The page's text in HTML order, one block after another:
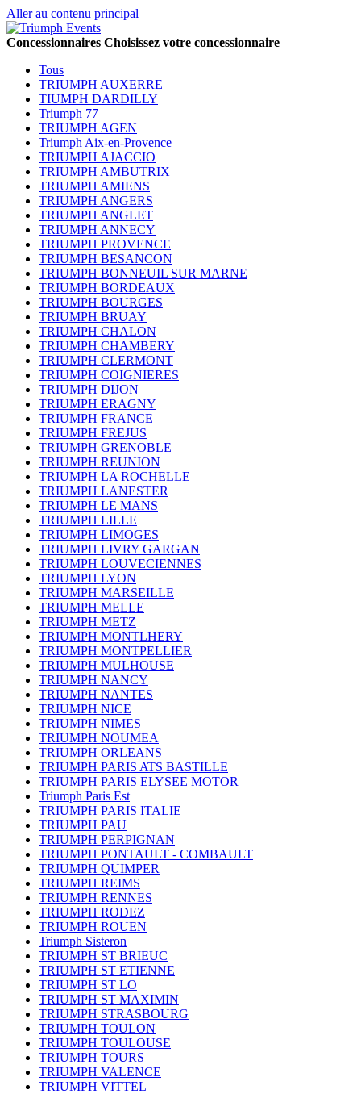
Aller au contenu principal
Concessionnaires Choisissez votre concessionnaire
Tous
TRIUMPH AUXERRE
TIUMPH DARDILLY
Triumph 77
TRIUMPH AGEN
Triumph Aix-en-Provence
TRIUMPH AJACCIO
TRIUMPH AMBUTRIX
TRIUMPH AMIENS
TRIUMPH ANGERS
TRIUMPH ANGLET
TRIUMPH ANNECY
TRIUMPH PROVENCE
TRIUMPH BESANCON
TRIUMPH BONNEUIL SUR MARNE
TRIUMPH BORDEAUX
TRIUMPH BOURGES
TRIUMPH BRUAY
TRIUMPH CHALON
TRIUMPH CHAMBERY
TRIUMPH CLERMONT
TRIUMPH COIGNIERES
TRIUMPH DIJON
TRIUMPH ERAGNY
TRIUMPH FRANCE
TRIUMPH FREJUS
TRIUMPH GRENOBLE
TRIUMPH REUNION
TRIUMPH LA ROCHELLE
TRIUMPH LANESTER
TRIUMPH LE MANS
TRIUMPH LILLE
TRIUMPH LIMOGES
TRIUMPH LIVRY GARGAN
TRIUMPH LOUVECIENNES
TRIUMPH LYON
TRIUMPH MARSEILLE
TRIUMPH MELLE
TRIUMPH METZ
TRIUMPH MONTLHERY
TRIUMPH MONTPELLIER
TRIUMPH MULHOUSE
TRIUMPH NANCY
TRIUMPH NANTES
TRIUMPH NICE
TRIUMPH NIMES
TRIUMPH NOUMEA
TRIUMPH ORLEANS
TRIUMPH PARIS ATS BASTILLE
TRIUMPH PARIS ELYSEE MOTOR
Triumph Paris Est
TRIUMPH PARIS ITALIE
TRIUMPH PAU
TRIUMPH PERPIGNAN
TRIUMPH PONTAULT - COMBAULT
TRIUMPH QUIMPER
TRIUMPH REIMS
TRIUMPH RENNES
TRIUMPH RODEZ
TRIUMPH ROUEN
Triumph Sisteron
TRIUMPH ST BRIEUC
TRIUMPH ST ETIENNE
TRIUMPH ST LO
TRIUMPH ST MAXIMIN
TRIUMPH STRASBOURG
TRIUMPH TOULON
TRIUMPH TOULOUSE
TRIUMPH TOURS
TRIUMPH VALENCE
TRIUMPH VITTEL